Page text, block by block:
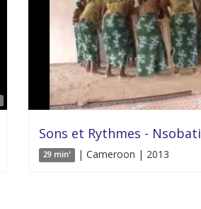
Sons et Rythmes - Nsobati
29 min' | Cameroon | 2013